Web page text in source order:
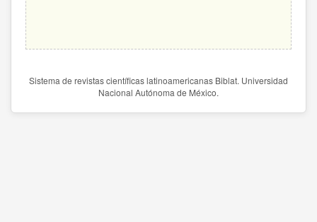
Sistema de revistas científicas latinoamericanas Biblat. Universidad
Nacional Autónoma de México.